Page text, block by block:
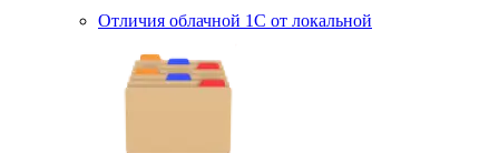
Отличия облачной 1С от локальной